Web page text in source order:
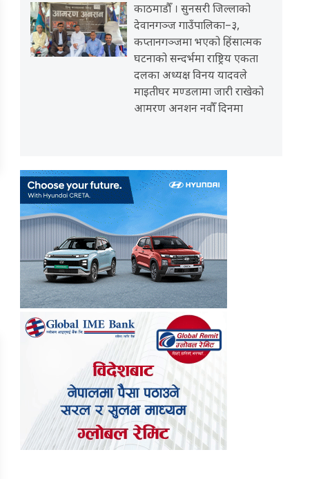
काठमाडौँ । सुनसरी जिल्लाको
देवानगञ्ज गाउँपालिका–३,
कप्तानगञ्जमा भएको हिंसात्मक
घटनाको सन्दर्भमा राष्ट्रिय एकता
दलका अध्यक्ष विनय यादवले
माइतीघर मण्डलामा जारी राखेको
आमरण अनशन नवौँ दिनमा